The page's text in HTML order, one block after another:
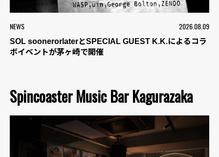
NEWS 2026.08.09
SOL soonerorlaterとSPECIAL GUEST K.K.によるコラ
ボイベントが茅ヶ崎で開催
Spincoaster Music Bar Kagurazaka